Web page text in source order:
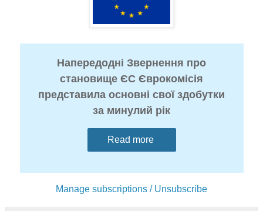
Напередодні Звернення про
становище ЄС Єврокомісія
представила основні свої здобутки
за минулий рік
Read more
Manage subscriptions / Unsubscribe